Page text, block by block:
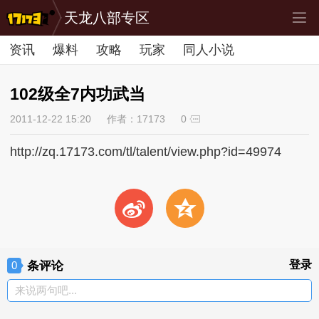
天龙八部专区
资讯 爆料 攻略 玩家 同人小说
102级全7内功武当
2011-12-22 15:20 作者：17173 0
http://zq.17173.com/tl/talent/view.php?id=49974
t z
0 条评论 登录
来说两句吧...